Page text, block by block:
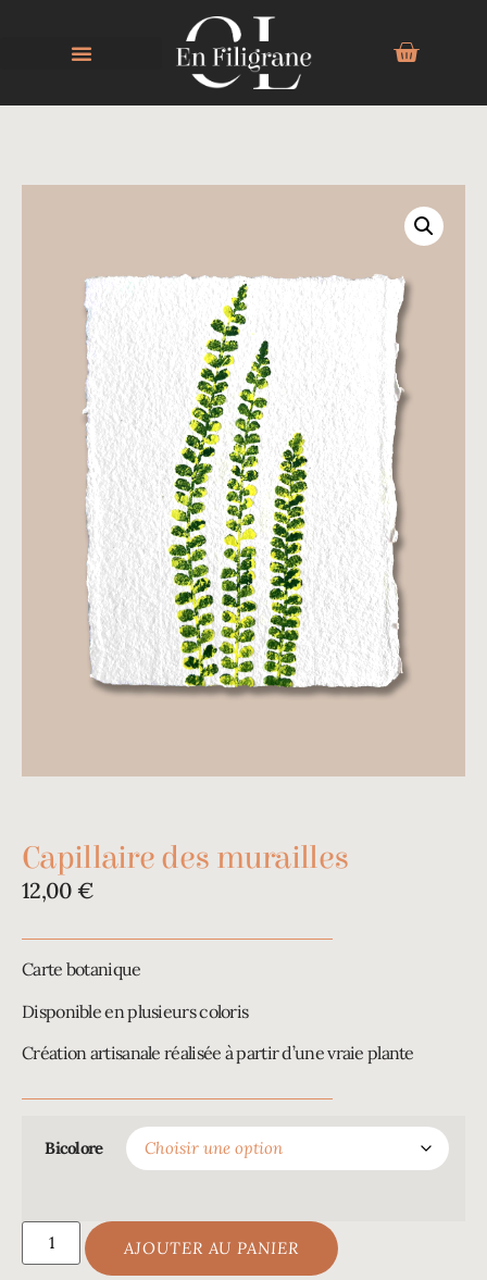
Capillaire des murailles
12,00 €
Carte botanique
Disponible en plusieurs coloris
Création artisanale réalisée à partir d’une vraie plante
Bicolore
AJOUTER AU PANIER